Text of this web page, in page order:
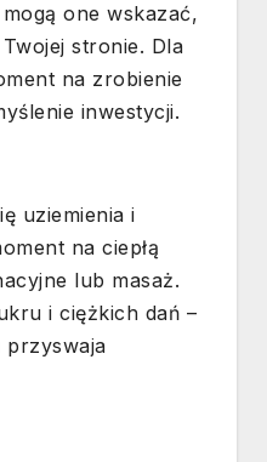
one wskazać,
stronie. Dla
na zrobienie
inwestycji.
uziemienia i
na ciepłą
lub masaż.
i ciężkich dań –
przyswaja